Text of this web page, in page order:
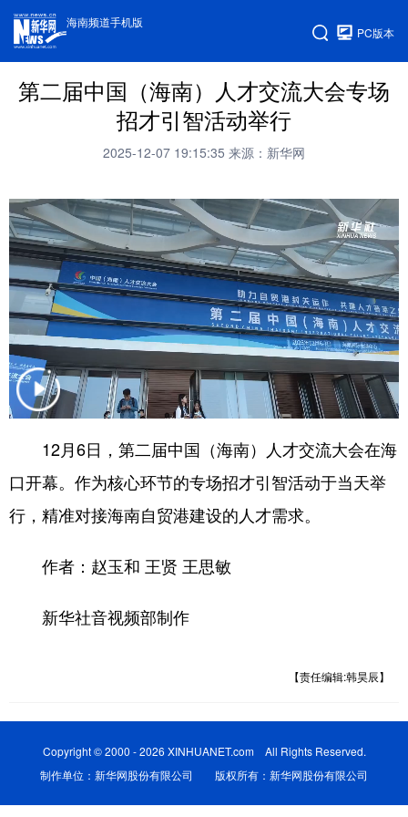
海南频道手机版
PC版本
第二届中国（海南）人才交流大会专场
招才引智活动举行
2025-12-07 19:15:35 来源：新华网
12月6日，第二届中国（海南）人才交流大会在海
口开幕。作为核心环节的专场招才引智活动于当天举
行，精准对接海南自贸港建设的人才需求。
作者：赵玉和 王贤 王思敏
新华社音视频部制作
【责任编辑:韩昊辰】
Copyright © 2000 - 2026 XINHUANET.com All Rights Reserved.
制作单位：新华网股份有限公司 版权所有：新华网股份有限公司